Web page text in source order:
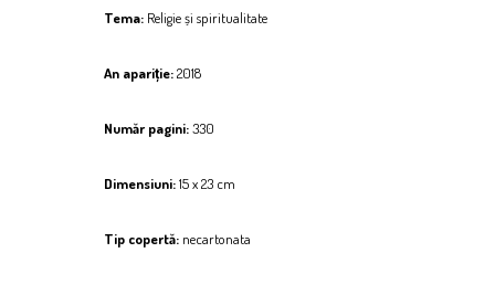
Tema: Religie și spiritualitate
An apariție:2018
Număr pagini:330
Dimensiuni:15 x 23 cm
Tip copertă: necartonata